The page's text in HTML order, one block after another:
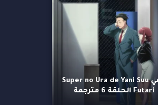
انمي Super no Ura de Yani Suu
Futari الحلقة 6 مترجمة